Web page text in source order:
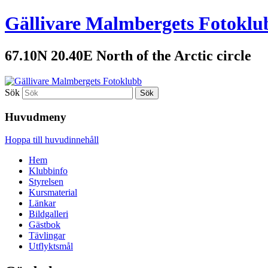
Gällivare Malmbergets
67.10N 20.40E North of the Arctic circle
Sök
Huvudmeny
Hoppa till huvudinnehåll
Hem
Klubbinfo
Styrelsen
Kursmaterial
Länkar
Bildgalleri
Gästbok
Tävlingar
Utflyktsmål